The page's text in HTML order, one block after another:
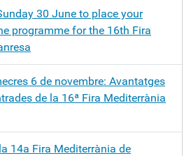
30 June to place your
programme for the 16th Fira
6 de novembre: Avantatges
de la 16ª Fira Mediterrània
14a Fira Mediterrània de